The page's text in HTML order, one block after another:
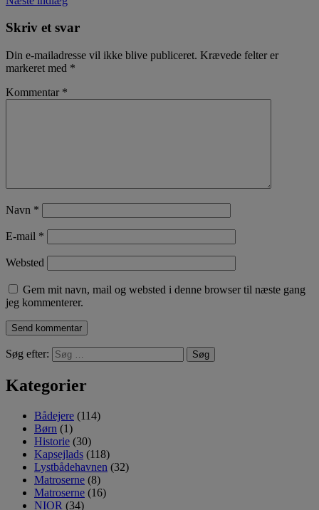
Skriv et svar
Din e-mailadresse vil ikke blive publiceret. Krævede felter er
markeret med *
Kommentar *
Navn *
E-mail *
Websted
Gem mit navn, mail og websted i denne browser til næste gang
jeg kommenterer.
Søg efter:
Kategorier
Bådejere (114)
Børn (1)
Historie (30)
Kapsejlads (118)
Lystbådehavnen (32)
Matroserne (8)
Matroserne (16)
NIOR (34)